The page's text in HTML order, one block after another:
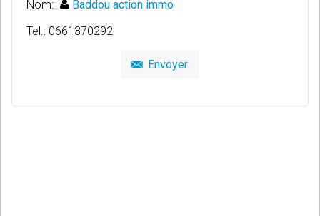
Nom:
Baddou action immo
Tel.: 0661370292
Envoyer